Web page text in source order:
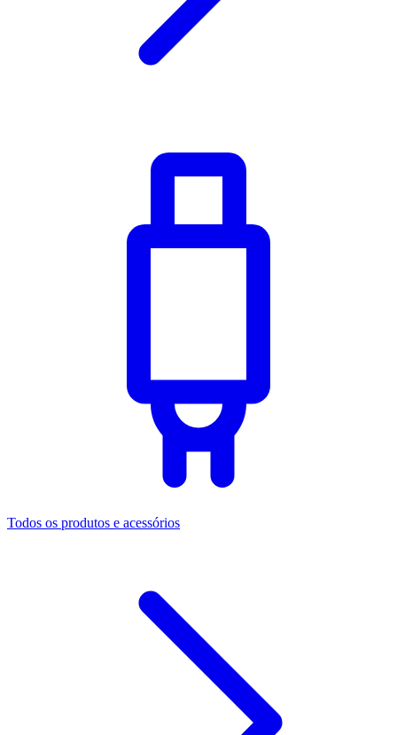
Todos os produtos e acessórios